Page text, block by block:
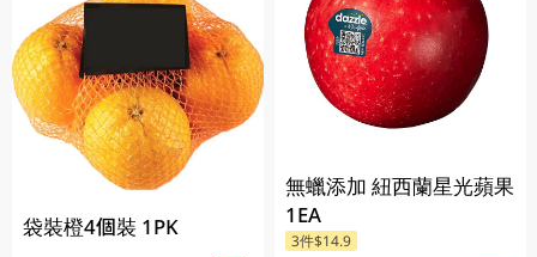
袋裝橙4個裝 1PK
無蠟添加 紐西蘭星光蘋果
1EA
3件$14.9